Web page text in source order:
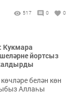
517 0 0
Кукмара
йортсыз
белән көн
Аллаһы